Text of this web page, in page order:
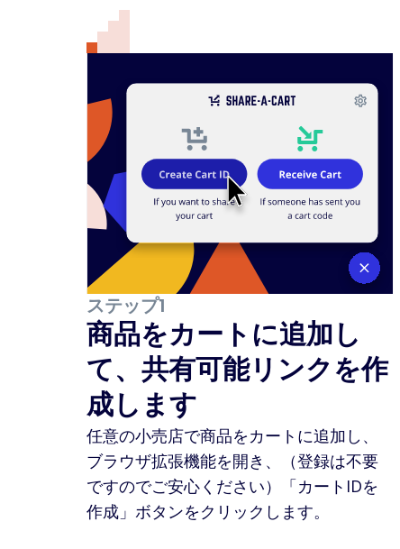
ステップ1
商品をカートに追加し
て、共有可能リンクを作
成します
任意の小売店で商品をカートに追加し、
ブラウザ拡張機能を開き、（登録は不要
ですのでご安心ください）「カートIDを
作成」ボタンをクリックします。